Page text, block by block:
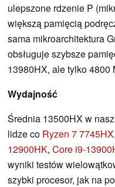
ulepszone rdzenie P
większą pamięcią
sama mikroarchitektura
obsługuje szybsze
13980HX, ale tylko 4800
Wydajność
Średnia 13500HX w
lidze co Ryzen 7 7745HX,
12900HK, Core i9-
wyniki testów
szybki procesor, jak na